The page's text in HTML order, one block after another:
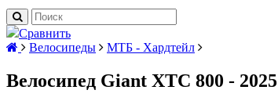
Сравнить
Велосипеды
МТБ - Хардтейл
Велосипед Giant XTC 800 - 2025